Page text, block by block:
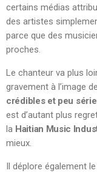
certains médias
des artistes
parce que des
proches.
Le chanteur va plus
gravement à l’image
crédibles et peu
est d’autant plus
la Haitian Music
mieux.
Il déplore également